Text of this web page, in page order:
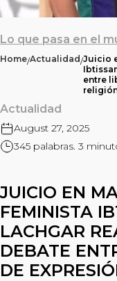
Lo que pasa en el
Home/Actualidad/Juicio
entre
Actualidad
August 27, 2025
345 palabras. 3
JUICIO EN
FEMINISTA
LACHGAR
DEBATE
DE